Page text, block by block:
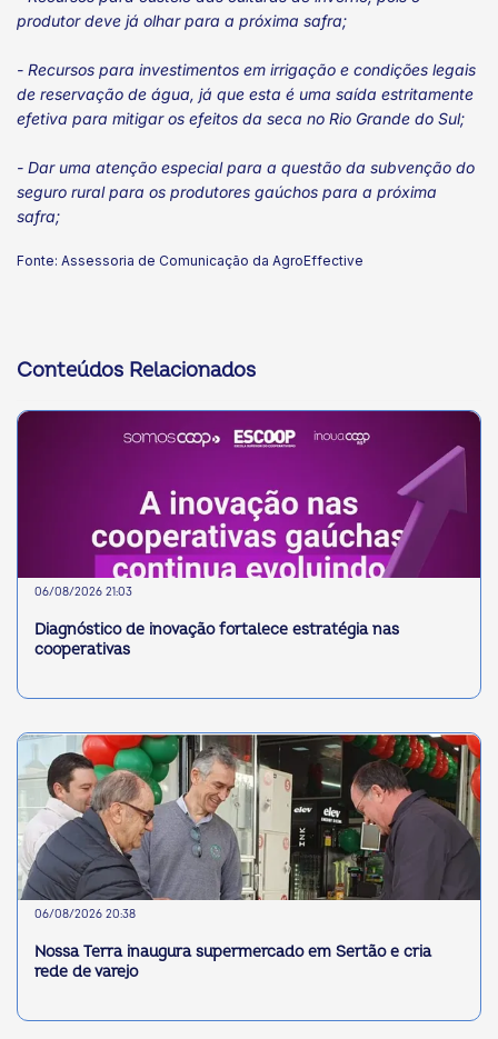
produtor deve já olhar para a próxima safra;
- Recursos para investimentos em irrigação e condições legais
de reservação de água, já que esta é uma saída estritamente
efetiva para mitigar os efeitos da seca no Rio Grande do Sul;
- Dar uma atenção especial para a questão da subvenção do
seguro rural para os produtores gaúchos para a próxima
safra;
Fonte: Assessoria de Comunicação da AgroEffective
Conteúdos Relacionados
06/08/2026 21:03
Diagnóstico de inovação fortalece estratégia nas
cooperativas
06/08/2026 20:38
Nossa Terra inaugura supermercado em Sertão e cria
rede de varejo